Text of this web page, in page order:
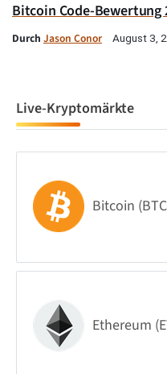
Bitcoin Code-Bewertung
Durch Jason Conor August 3,
Live-Kryptomärkte
Bitcoin
Ethereum